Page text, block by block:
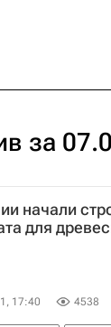
за
начали
для
17:40 4538